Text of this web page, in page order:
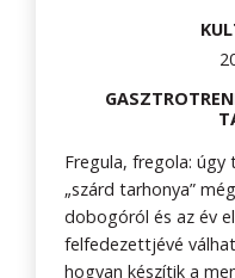
Fregula, fregola: úgy
„szárd tarhonya”
dobogóról és az év
felfedezettjévé
hogyan készítik a